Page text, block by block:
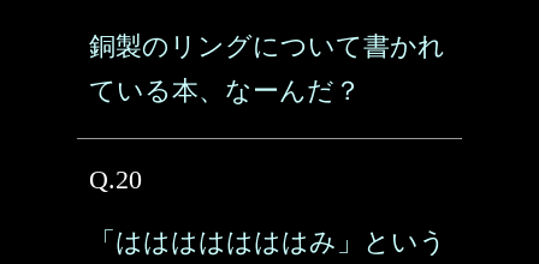
銅製のリングについて書かれ
ている本、なーんだ？
Q.20
「はははははははみ」という